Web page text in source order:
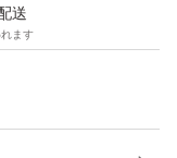
送
ます